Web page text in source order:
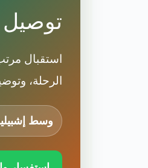
توصيل
استقبال
الرحلة،
وسط إشبيلية: نحو